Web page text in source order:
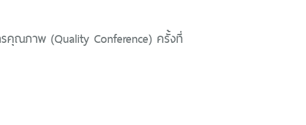
รคุณภาพ (Quality Conference) ครั้งที่